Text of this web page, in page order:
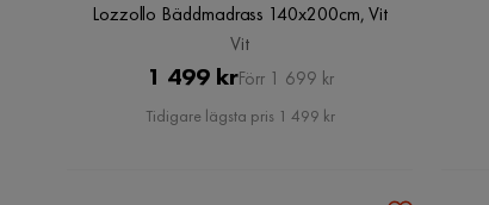
Lozzollo Bäddmadrass 140x200cm, Vit
Vit
Pris
1 499 krOriginal
Pris
Förr 1 699 kr
Tidigare lägsta pris 1 499 kr